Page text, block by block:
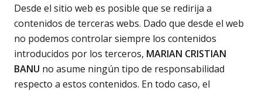
Desde el sitio web es posible que se redirija a
contenidos de terceras webs. Dado que desde el web
no podemos controlar siempre los contenidos
introducidos por los terceros, MARIAN CRISTIAN
BANU no asume ningún tipo de responsabilidad
respecto a estos contenidos. En todo caso, el